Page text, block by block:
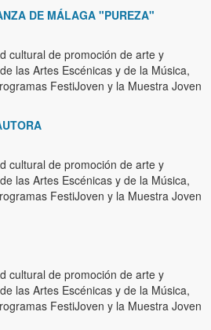
DE MÁLAGA "PUREZA"
cultural de promoción de arte y
las Artes Escénicas y de la Música,
FestiJoven y la Muestra Joven
cultural de promoción de arte y
las Artes Escénicas y de la Música,
FestiJoven y la Muestra Joven
cultural de promoción de arte y
las Artes Escénicas y de la Música,
FestiJoven y la Muestra Joven